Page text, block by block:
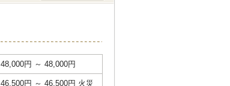
48,000円 ～ 48,000円
46,500円 ～ 46,500円 火災